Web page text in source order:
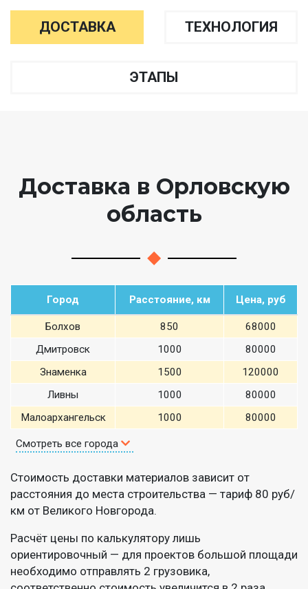
ДОСТАВКА ТЕХНОЛОГИЯ
ЭТАПЫ
Доставка в Орловскую
область
Город Расстояние, км Цена, руб
Болхов 850
68000
Дмитровск
1000
80000
Знаменка
1500
120000
Ливны
1000
80000
Малоархангельск
1000 80000
Смотреть все города
Стоимость доставки материалов зависит от
расстояния до места строительства — тариф 80 руб/
км от Великого Новгорода.
Расчёт цены по калькулятору лишь
ориентировочный — для проектов большой площади
необходимо отправлять 2 грузовика,